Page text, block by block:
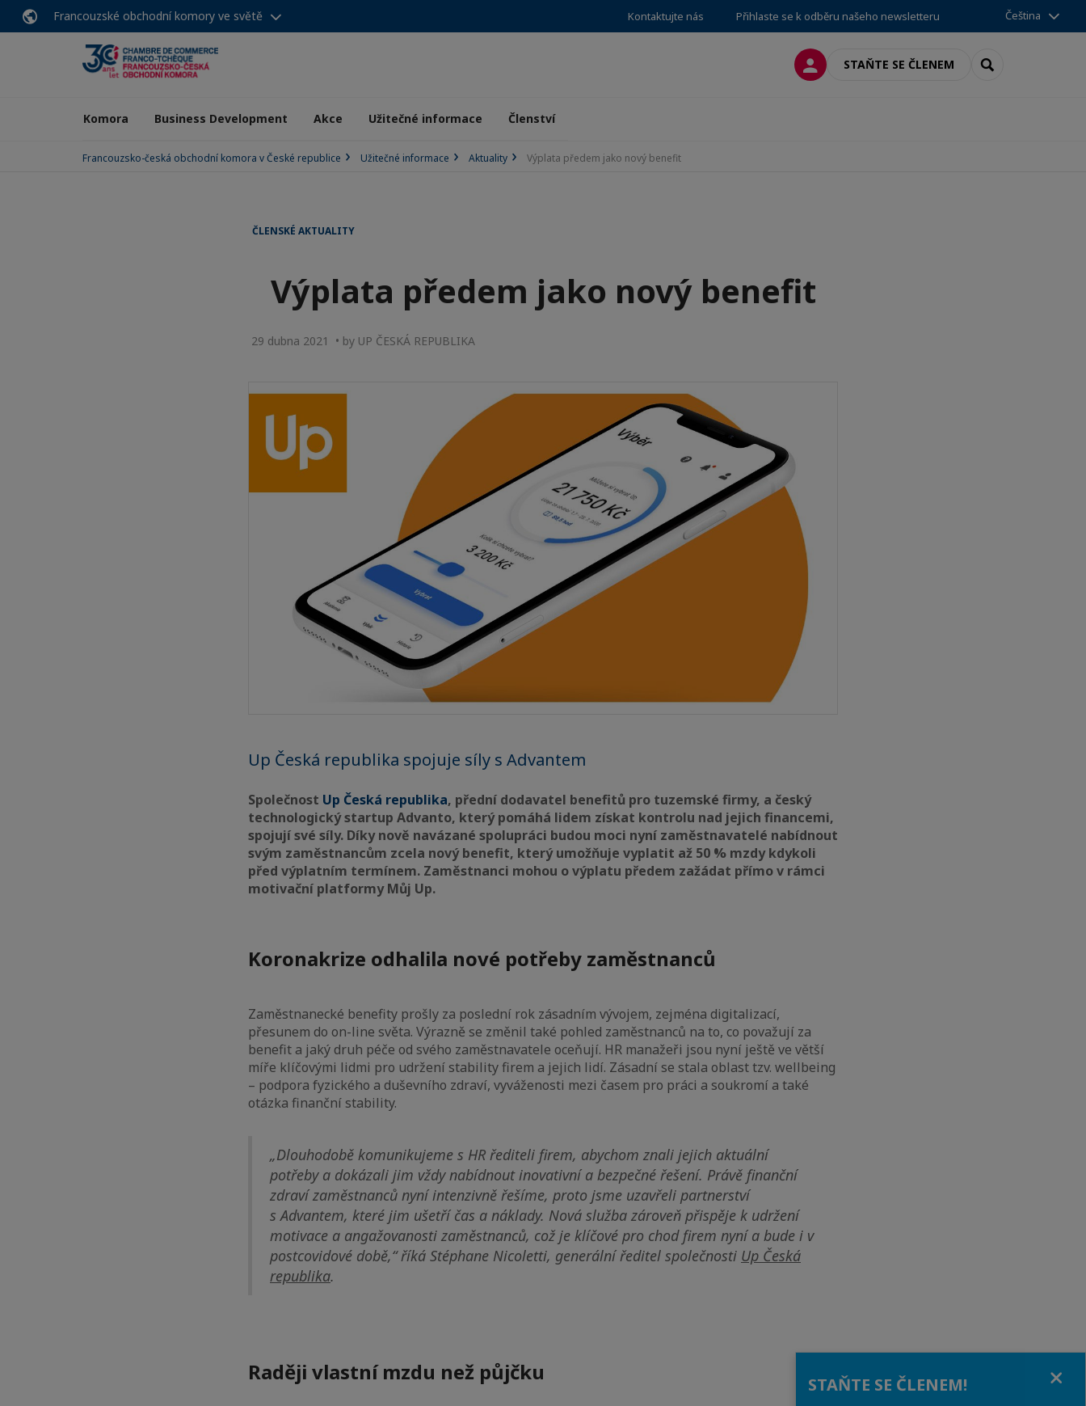
Francouzské obchodní komory ve světě Kontaktujte nás Přihlaste se k odběru našeho newsletteru Čeština
PŘIPOJIT SESTAŇTE SE ČLENEM SEARCH
Komora Business Development Akce Užitečné informace Členství
Francouzsko-česká obchodní komora v České republice Užitečné informace Aktuality Výplata předem jako nový benefit
ČLENSKÉ AKTUALITY
Výplata předem jako nový benefit
29 dubna 2021 • by UP ČESKÁ REPUBLIKA
Up Česká republika spojuje síly s Advantem
Společnost Up Česká republika, přední dodavatel benefitů pro tuzemské firmy, a český
technologický startup Advanto, který pomáhá lidem získat kontrolu nad jejich financemi,
spojují své síly. Díky nově navázané spolupráci budou moci nyní zaměstnavatelé nabídnout
svým zaměstnancům zcela nový benefit, který umožňuje vyplatit až 50 % mzdy kdykoli
před výplatním termínem. Zaměstnanci mohou o výplatu předem zažádat přímo v rámci
motivační platformy Můj Up.
Koronakrize odhalila nové potřeby zaměstnanců
Zaměstnanecké benefity prošly za poslední rok zásadním vývojem, zejména digitalizací,
přesunem do on-line světa. Výrazně se změnil také pohled zaměstnanců na to, co považují za
benefit a jaký druh péče od svého zaměstnavatele oceňují. HR manažeři jsou nyní ještě ve větší
míře klíčovými lidmi pro udržení stability firem a jejich lidí. Zásadní se stala oblast tzv. wellbeing
– podpora fyzického a duševního zdraví, vyváženosti mezi časem pro práci a soukromí a také
otázka finanční stability.
„Dlouhodobě komunikujeme s HR řediteli firem, abychom znali jejich aktuální
potřeby a dokázali jim vždy nabídnout inovativní a bezpečné řešení. Právě finanční
zdraví zaměstnanců nyní intenzivně řešíme, proto jsme uzavřeli partnerství
s Advantem, které jim ušetří čas a náklady. Nová služba zároveň přispěje k udržení
motivace a angažovanosti zaměstnanců, což je klíčové pro chod firem nyní a bude i v
postcovidové době,“říká Stéphane Nicoletti, generální ředitel společnosti Up Česká
republika.
Raději vlastní mzdu než půjčku
STAŇTE SE ČLENEM!